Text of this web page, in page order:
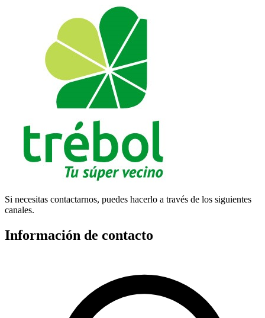
Si necesitas contactarnos, puedes hacerlo a través de los siguientes
canales.
Información de contacto